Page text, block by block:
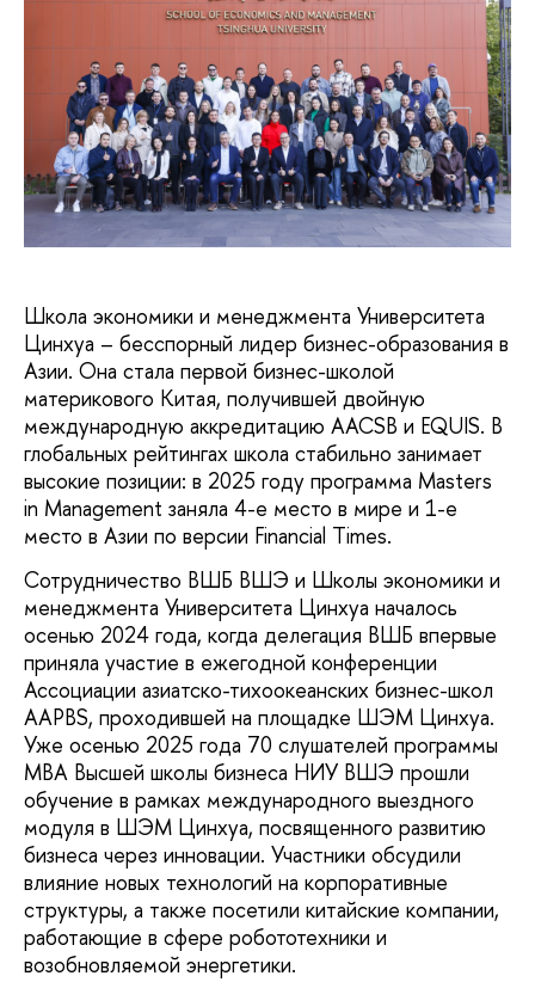
Школа экономики и менеджмента Университета
Цинхуа – бесспорный лидер бизнес-образования в
Азии. Она стала первой бизнес-школой
материкового Китая, получившей двойную
международную аккредитацию AACSB и EQUIS. В
глобальных рейтингах школа стабильно занимает
высокие позиции: в 2025 году программа Masters
in Management заняла 4-е место в мире и 1-е
место в Азии по версии Financial Times.
Сотрудничество ВШБ ВШЭ и Школы экономики и
менеджмента Университета Цинхуа началось
осенью 2024 года, когда делегация ВШБ впервые
приняла участие в ежегодной конференции
Ассоциации азиатско-тихоокеанских бизнес-школ
AAPBS, проходившей на площадке ШЭМ Цинхуа.
Уже осенью 2025 года 70 слушателей программы
MBA Высшей школы бизнеса НИУ ВШЭ прошли
обучение в рамках международного выездного
модуля в ШЭМ Цинхуа, посвященного развитию
бизнеса через инновации. Участники обсудили
влияние новых технологий на корпоративные
структуры, а также посетили китайские компании,
работающие в сфере робототехники и
возобновляемой энергетики.